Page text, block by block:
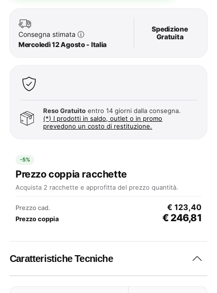
Consegna stimata ⓘ
Mercoledì 12 Agosto - Italia
Spedizione
Gratuita
Reso Gratuito entro 14 giorni dalla consegna.
(*) I prodotti in saldo, outlet o in promo
prevedono un costo di restituzione.
-5%
Prezzo coppia racchette
Acquista 2 racchette e approfitta del prezzo quantità.
Prezzo cad. € 123,40
Prezzo coppia € 246,81
Caratteristiche Tecniche